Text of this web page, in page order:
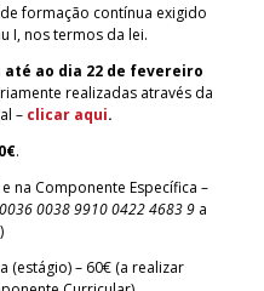
formação contínua exigido
I, nos termos da lei.
ao dia 22 de fevereiro
realizadas através da
– clicar aqui.
.
na Componente Específica –
0038 9910 0422 4683 9 a
(estágio) – 60€ (a realizar